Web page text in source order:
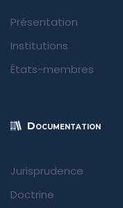
Présentation
Institutions
États-membres
Documentation
Jurisprudence
Doctrine